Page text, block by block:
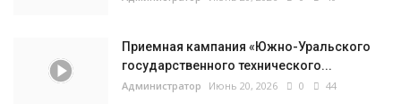
Приемная кампания «Южно-Уральского
государственного технического...
Администратор Июнь 20, 2026 0 44